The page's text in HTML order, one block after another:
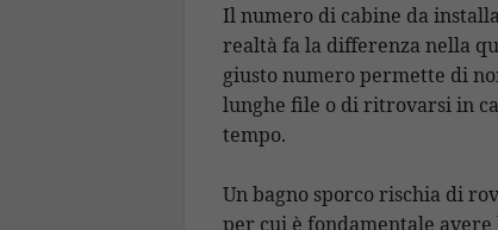
Il numero di cabine da
realtà fa la differenza nella
giusto numero permette di
lunghe file o di ritrovarsi in
tempo.
Un bagno sporco rischia di
per cui è fondamentale avere